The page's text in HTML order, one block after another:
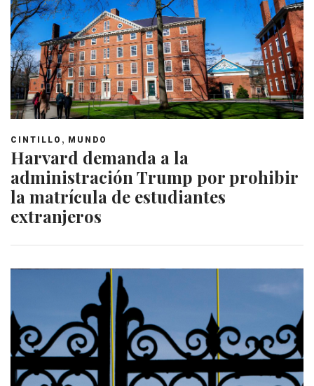
CINTILLO , MUNDO
Harvard demanda a la
administración Trump por prohibir
la matrícula de estudiantes
extranjeros